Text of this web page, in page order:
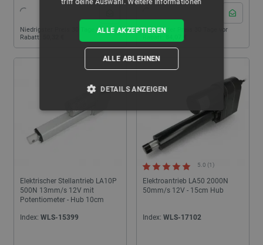
Niedrigster Preis 30 Tage vor
Rabatt:
Niedrigster Preis 30 Tage vor
Elektrischer Stellantrieb LA10P
500N 13mm/s 12V mit
Potentiometer - Hub 10cm
Index: WLS-15399
Elektroantrieb LA50 2000N
50mm/s 12V - 15cm Hub
5.0 (1)
Index: WLS-17102
ALLE AKZEPTIEREN
ALLE ABLEHNEN
DETAILS ANZEIGEN
UNBEDINGT ERFORDERLICH
FUNKTIONALITÄT